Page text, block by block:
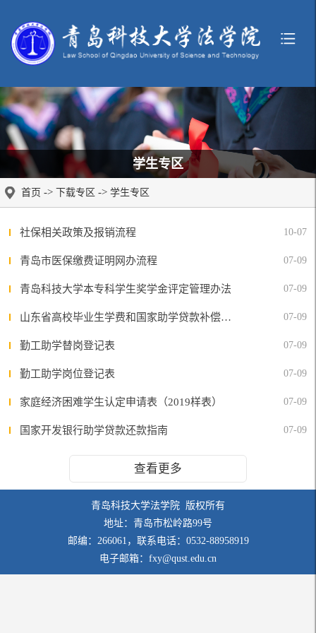
学生专区
首页 -> 下载专区 -> 学生专区
社保相关政策及报销流程 10-07
青岛市医保缴费证明网办流程 07-09
青岛科技大学本专科学生奖学金评定管理办法 07-09
山东省高校毕业生学费和国家助学贷款补偿实施细则 07-09
勤工助学替岗登记表 07-09
勤工助学岗位登记表 07-09
家庭经济困难学生认定申请表（2019样表） 07-09
国家开发银行助学贷款还款指南 07-09
查看更多
青岛科技大学法学院 版权所有
地址：青岛市松岭路99号
邮编：266061，联系电话：0532-88958919
电子邮箱：fxy@qust.edu.cn